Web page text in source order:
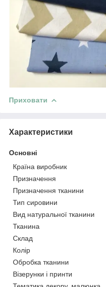
Приховати
Характеристики
Основні
Країна виробник
Призначення
Призначення тканини
Тип сировини
Вид натуральної тканини
Тканина
Склад
Колір
Обробка тканини
Візерунки і принти